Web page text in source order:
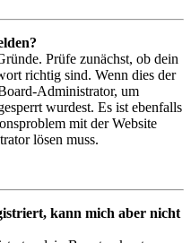
Prüfe zunächst, ob dein
richtig sind. Wenn dies der
Administrator, um
wurdest. Es ist ebenfalls
mit der Website
lösen muss.
kann mich aber nicht